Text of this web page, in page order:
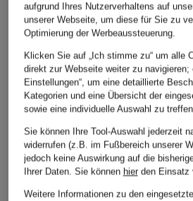
ÄHNLICHE ARTIKEL ENTDECKEN
aufgrund Ihres Nutzerverhaltens auf
unserer Webseite, um diese für Sie zu
Optimierung der Werbeaussteuerung.
Klicken Sie auf „Ich stimme zu“ um alle
direkt zur Webseite weiter zu navigieren;
Einstellungen“, um eine detaillierte
Kategorien und eine Übersicht der
sowie eine individuelle Auswahl zu
Sie können Ihre Tool-Auswahl jederzeit
widerrufen (z.B. im Fußbereich unserer
jedoch keine Auswirkung auf die
Ihrer Daten. Sie können hierden Einsatz
Weitere Informationen zu den